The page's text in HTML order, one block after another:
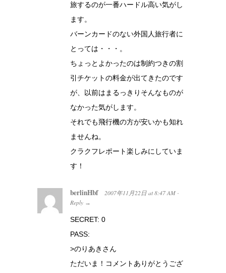
旅するのが一番ハードル高い気がし
ます。
バーンカードのない外国人旅行者に
とっては・・・。
ちょっとよかったのは制約つきの割
引チケットの料金が出てきたのです
が、以前はまるっきりそんなものが
なかった気がします。
それでも飛行機の方が安いかも知れ
ませんね。
クラクフレポート楽しみにしていま
す！
berlinHbf 2007年11月22日 at 8:47 AM ·
Reply →
SECRET: 0
PASS:
>のりあきさん
ただいま！コメントありがとうござ